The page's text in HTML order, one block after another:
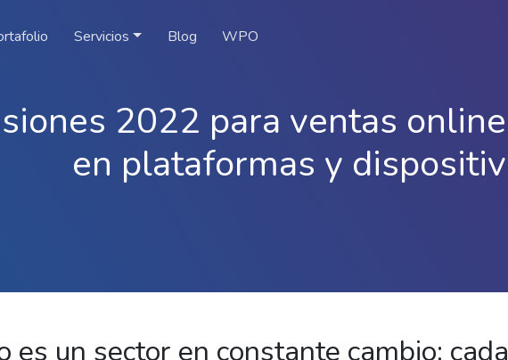
Servicios Blog WPO
2022 para ventas
en plataformas y
es un sector en constante cambio: